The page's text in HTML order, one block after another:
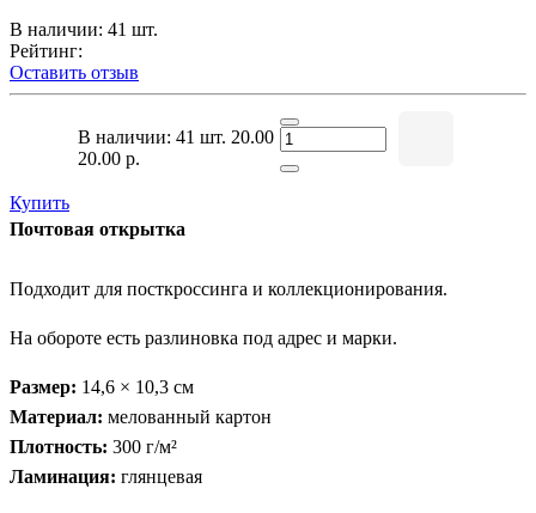
В наличии: 41 шт.
Рейтинг:
Оставить отзыв
В наличии: 41 шт. 20.00
20.00 р.
Купить
Почтовая открытка
Подходит для посткроссинга и коллекционирования.
На обороте есть разлиновка под адрес и марки.
Размер: 14,6 × 10,3 см
Материал: мелованный картон
Плотность: 300 г/м²
Ламинация: глянцевая